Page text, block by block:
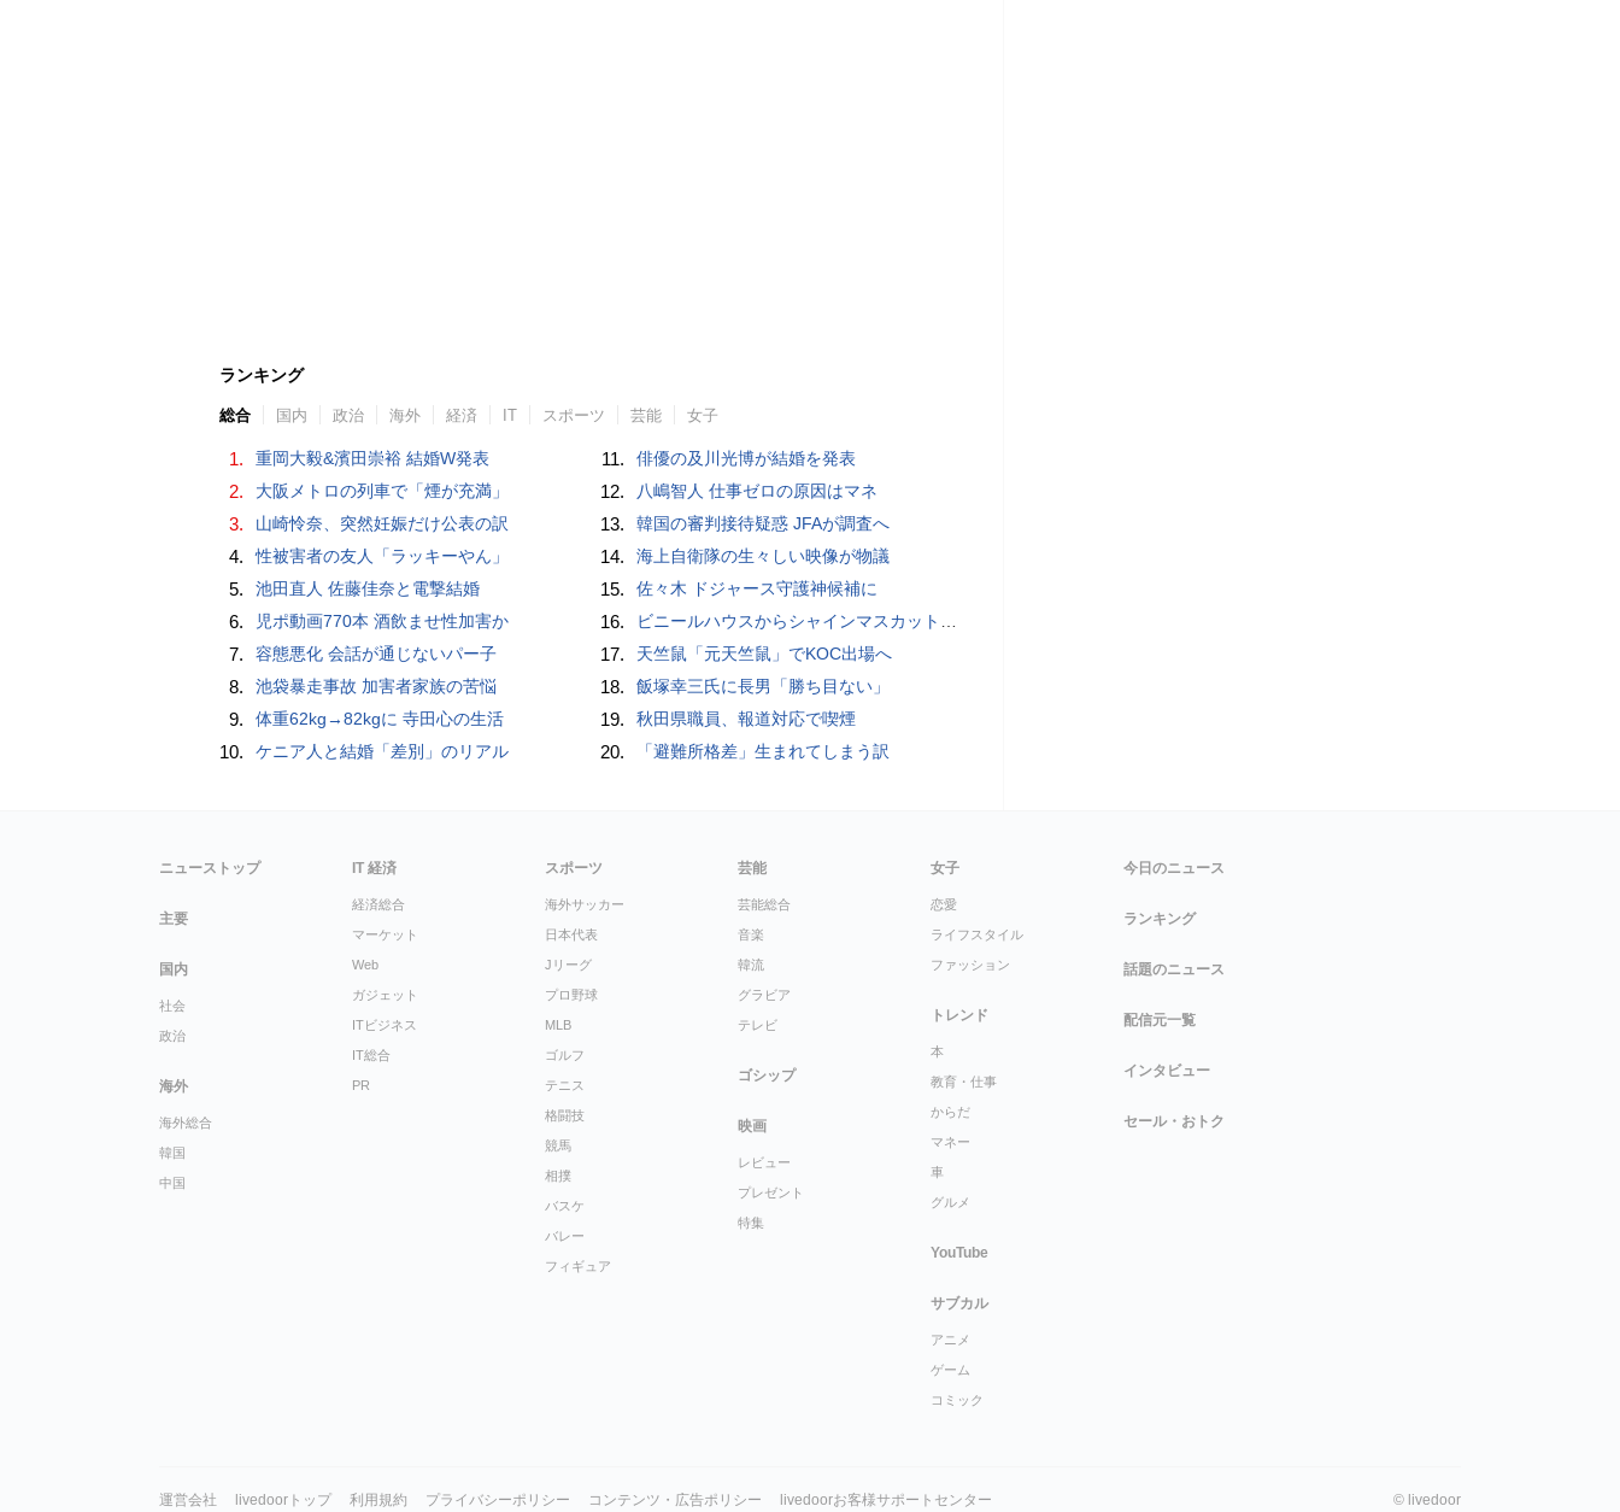
ランキング
総合 国内 政治 海外 経済 IT スポーツ 芸能 女子
1. 重岡大毅&濱田崇裕 結婚W発表
2. 大阪メトロの列車で「煙が充満」
3. 山崎怜奈、突然妊娠だけ公表の訳
4. 性被害者の友人「ラッキーやん」
5. 池田直人 佐藤佳奈と電撃結婚
6. 児ポ動画770本 酒飲ませ性加害か
7. 容態悪化 会話が通じないパー子
8. 池袋暴走事故 加害者家族の苦悩
9. 体重62kg→82kgに 寺田心の生活
10. ケニア人と結婚「差別」のリアル
11. 俳優の及川光博が結婚を発表
12. 八嶋智人 仕事ゼロの原因はマネ
13. 韓国の審判接待疑惑 JFAが調査へ
14. 海上自衛隊の生々しい映像が物議
15. 佐々木 ドジャース守護神候補に
16. ビニールハウスからシャインマスカット約200房を盗んだ疑い ネットで販売か 無職の男（42）逮捕 岡山県警
17. 天竺鼠「元天竺鼠」でKOC出場へ
18. 飯塚幸三氏に長男「勝ち目ない」
19. 秋田県職員、報道対応で喫煙
20. 「避難所格差」生まれてしまう訳
ニューストップ
主要
国内
社会
政治
海外
海外総合
韓国
中国
IT 経済
経済総合
マーケット
Web
ガジェット
ITビジネス
IT総合
PR
スポーツ
海外サッカー
日本代表
Jリーグ
プロ野球
MLB
ゴルフ
テニス
格闘技
競馬
相撲
バスケ
バレー
フィギュア
芸能
芸能総合
音楽
韓流
グラビア
テレビ
ゴシップ
映画
レビュー
プレゼント
特集
女子
恋愛
ライフスタイル
ファッション
トレンド
本
教育・仕事
からだ
マネー
車
グルメ
YouTube
サブカル
アニメ
ゲーム
コミック
今日のニュース
ランキング
話題のニュース
配信元一覧
インタビュー
セール・おトク
運営会社 livedoorトップ 利用規約 プライバシーポリシー コンテンツ・広告ポリシー livedoorお客様サポートセンター © livedoor